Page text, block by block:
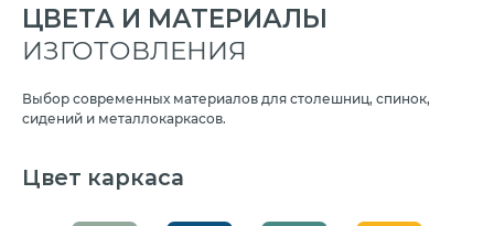
ЦВЕТА И МАТЕРИАЛЫ
ИЗГОТОВЛЕНИЯ
Выбор современных материалов для столешниц, спинок,
сидений и металлокаркасов.
Цвет каркаса